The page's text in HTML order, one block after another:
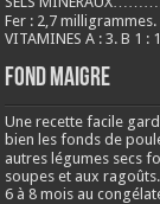
Fer : 2,7 milligrammes.
VITAMINES A : 3. B 1 :
Fond maigre
Une recette facile
bien les fonds de
autres légumes secs
soupes et aux
6 à 8 mois au